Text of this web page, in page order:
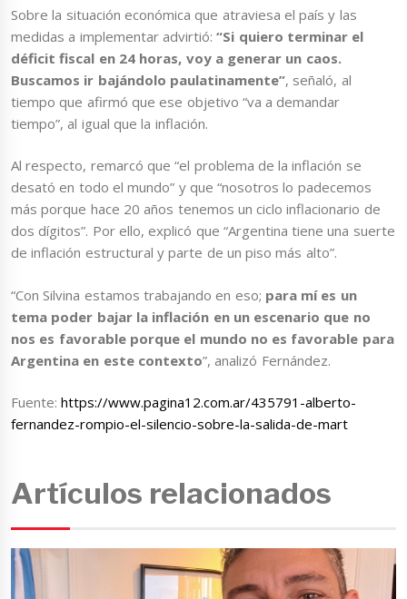
Sobre la situación económica que atraviesa el país y las
medidas a implementar advirtió:“Si quiero terminar el
déficit fiscal en 24 horas, voy a generar un caos.
Buscamos ir bajándolo paulatinamente”, señaló, al
tiempo que afirmó que ese objetivo “va a demandar
tiempo”, al igual que la inflación.
Al respecto, remarcó que “el problema de la inflación se
desató en todo el mundo” y que “nosotros lo padecemos
más porque hace 20 años tenemos un ciclo inflacionario de
dos dígitos”. Por ello, explicó que “Argentina tiene una suerte
de inflación estructural y parte de un piso más alto”.
“Con Silvina estamos trabajando en eso; para mí es un
tema poder bajar la inflación en un escenario que no
nos es favorable porque el mundo no es favorable para
Argentina en este contexto”, analizó Fernández.
Fuente:https://www.pagina12.com.ar/435791-alberto-
fernandez-rompio-el-silencio-sobre-la-salida-de-mart
Artículos relacionados